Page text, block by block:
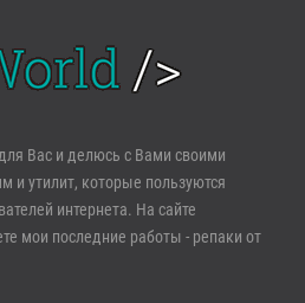
Регистрация
Вас и делюсь с Вами своими
и утилит, которые пользуются
интернета. На сайте
мои последние работы - репаки от